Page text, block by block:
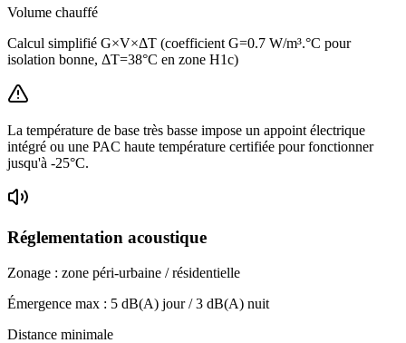
Volume chauffé
Calcul simplifié G×V×ΔT (coefficient G=0.7 W/m³.°C pour
isolation bonne, ΔT=38°C en zone H1c)
La température de base très basse impose un appoint électrique
intégré ou une PAC haute température certifiée pour fonctionner
jusqu'à -25°C.
Réglementation acoustique
Zonage : zone péri-urbaine / résidentielle
Émergence max : 5 dB(A) jour /3 dB(A) nuit
Distance minimale